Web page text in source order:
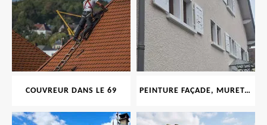
COUVREUR DANS LE 69 PEINTURE FAÇADE, MURET, TOITURE, BOISERIE, FERRONERIE, GOUTTIÈRE 69